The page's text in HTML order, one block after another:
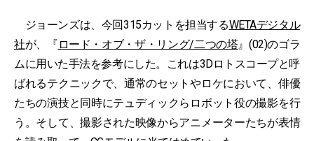
ジョーンズは、今回315カットを担当するWETAデジタル
社が、『 ロード・オブ・ザ・リング/二つの塔』(02)のゴラ
ムに用いた手法を参考にした。これは3Dロトスコープと呼
ばれるテクニックで、通常のセットやロケにおいて、俳優
たちの演技と同時にテュディックらロボット役の撮影を行
う。そして、撮影された映像からアニメーターたちが表情